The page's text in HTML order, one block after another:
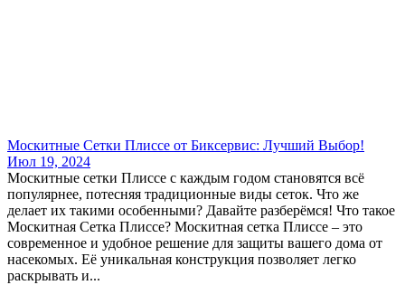
Москитные Сетки Плиссе от Биксервис: Лучший Выбор!
Июл 19, 2024
Москитные сетки Плиссе с каждым годом становятся всё
популярнее, потесняя традиционные виды сеток. Что же
делает их такими особенными? Давайте разберёмся! Что такое
Москитная Сетка Плиссе? Москитная сетка Плиссе – это
современное и удобное решение для защиты вашего дома от
насекомых. Её уникальная конструкция позволяет легко
раскрывать и...